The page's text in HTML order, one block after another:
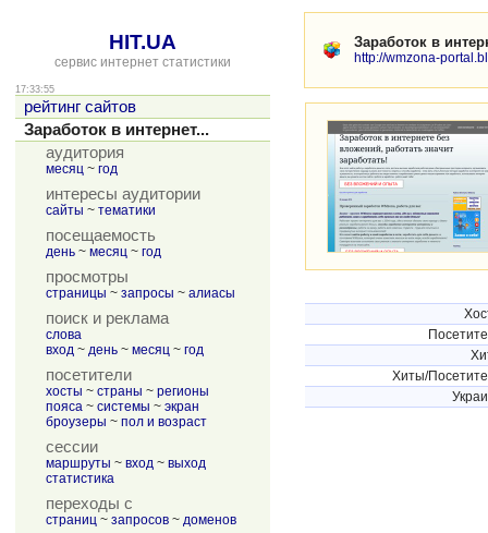
HIT.UA
сервис интернет статистики
17:33:55
рейтинг сайтов
Заработок в интернет...
аудитория
месяц ~ год
интересы аудитории
сайты ~ тематики
посещаемость
день ~ месяц ~ год
просмотры
страницы ~ запросы ~ алиасы
поиск и реклама
слова
вход ~ день ~ месяц ~ год
посетители
хосты ~ страны ~ регионы
пояса ~ системы ~ экран
броузеры ~ пол и возраст
сессии
маршруты ~ вход ~ выход
статистика
переходы с
страниц ~ запросов ~ доменов
Заработок в
http://wmzona-
Хиты/